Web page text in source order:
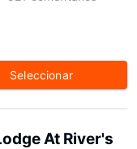
Seleccionar
At River's